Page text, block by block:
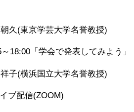
(東京学芸大学名誉教授)
～ 18:00「学会で発表してみよう」
(横浜国立大学名誉教授)
ブ配信(ZOOM)